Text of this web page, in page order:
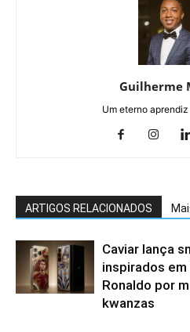
Guilherme
Um eterno aprendiz
ARTIGOS RELACIONADOS
Caviar lança
inspirados
Ronaldo por
kwanzas